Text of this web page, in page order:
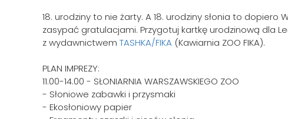
18. urodziny to nie żarty. A 18. urodziny słonia to
zasypać gratulacjami. Przygotuj kartkę urodzinową dla
z wydawnictwem TASHKA/FIKA (Kawiarnia ZOO FIKA).
PLAN IMPREZY:
11.00-14.00 - SŁONIARNIA WARSZAWSKIEGO ZOO
- Słoniowe zabawki i przysmaki
- Ekosłoniowy papier